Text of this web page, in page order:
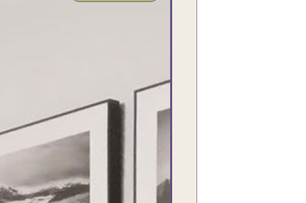
وإرضاء العميل والخامات والتقفيل وسرعة
التوصيل. بصراحه وبمنتهي الأمانه مكسب